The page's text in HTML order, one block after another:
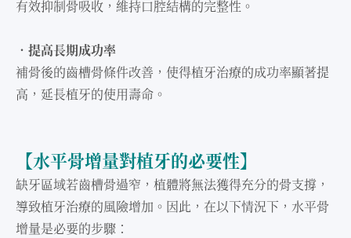
有效抑制骨吸收，維持⼝腔結構的完整性。
．提⾼長期成功率
補骨後的⿒槽骨條件改善，使得植牙治療的成功率顯著提
⾼，延長植牙的使⽤壽命。
【⽔平骨增量對植牙的必要性】
缺牙區域若⿒槽骨過窄，植體將無法獲得充分的骨⽀撐，
導致植牙治療的風險增加。因此，在以下情況下，⽔平骨
增量是必要的步驟：